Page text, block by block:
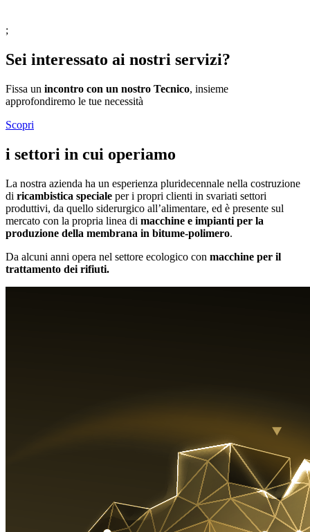
;
Sei interessato ai nostri servizi?
Fissa un incontro con un nostro Tecnico, insieme
approfondiremo le tue necessità
Scopri
i settori in cui operiamo
La nostra azienda ha un esperienza pluridecennale nella costruzione
di ricambistica speciale per i propri clienti in svariati settori
produttivi, da quello siderurgico all’alimentare, ed è presente sul
mercato con la propria linea di macchine e impianti per la
produzione della membrana in bitume-polimero.
Da alcuni anni opera nel settore ecologico con macchine per il
trattamento dei rifiuti.